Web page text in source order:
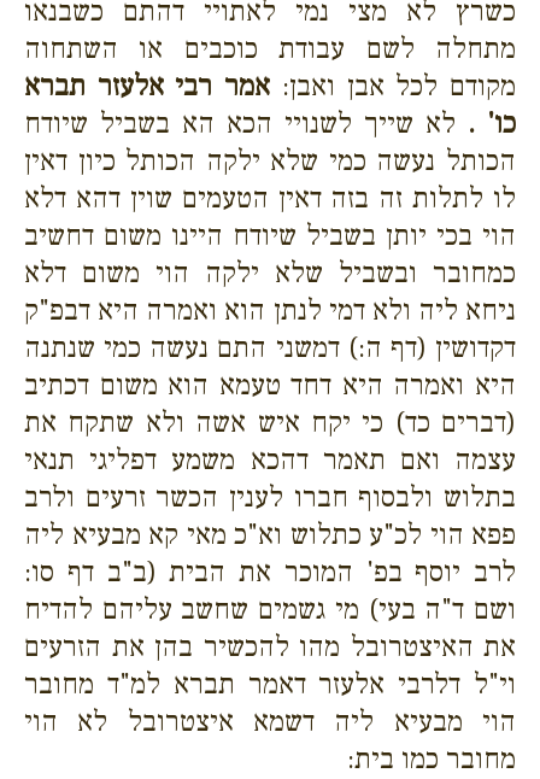
כשרץ לא מצי נמי לאתויי דהתם כשבנאו
מתחלה לשם עבודת כוכבים או השתחוה
מקודם לכל אבן ואבן: אמר רבי אלעזר תברא
כו' . לא שייך לשנויי הכא הא בשביל שיודח
הכותל נעשה כמי שלא ילקה הכותל כיון דאין
לו לתלות זה בזה דאין הטעמים שוין דהא דלא
הוי בכי יותן בשביל שיודח היינו משום דחשיב
כמחובר ובשביל שלא ילקה הוי משום דלא
ניחא ליה ולא דמי לנתן הוא ואמרה היא דבפ"ק
דקדושין (דף ה:) דמשני התם נעשה כמי שנתנה
היא ואמרה היא דחד טעמא הוא משום דכתיב
(דברים כד) כי יקח איש אשה ולא שתקח את
עצמה ואם תאמר דהכא משמע דפליגי תנאי
בתלוש ולבסוף חברו לענין הכשר זרעים ולרב
פפא הוי לכ"ע כתלוש וא"כ מאי קא מבעיא ליה
לרב יוסף בפ' המוכר את הבית (ב"ב דף סו:
ושם ד"ה בעי) מי גשמים שחשב עליהם להדיח
את האיצטרובל מהו להכשיר בהן את הזרעים
וי"ל דלרבי אלעזר דאמר תברא למ"ד מחובר
הוי מבעיא ליה דשמא איצטרובל לא הוי
מחובר כמו בית: